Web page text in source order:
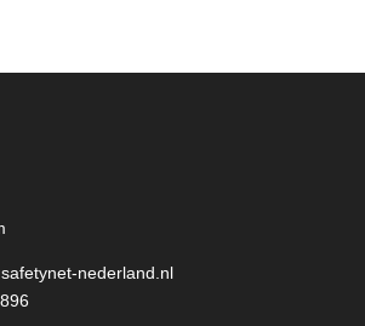
nederland.nl